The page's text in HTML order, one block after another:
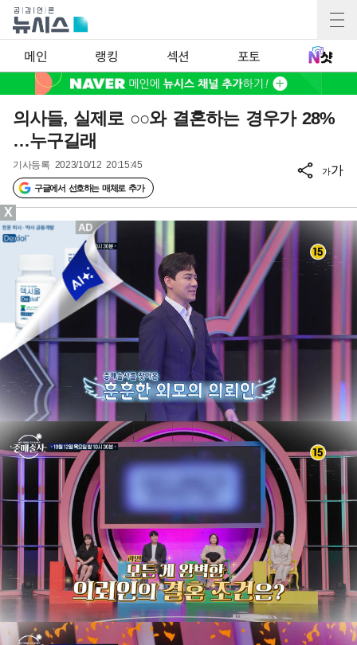
메인 랭킹 섹션 포토
의사들, 실제로 ○○와 결혼하는 경우가 28%
…누구길래
기사등록 2023/10/12 20:15:45
구글에서 선호하는 매체로 추가
가가
X